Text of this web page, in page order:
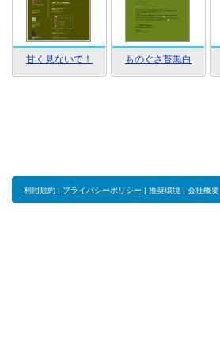
甘く見ないで！ ものぐさ苔黒白
利用規約 | プライバシーポリシー | 推奨環境 | 会社概要